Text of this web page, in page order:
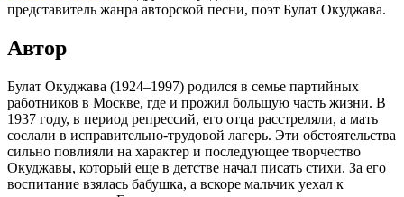
представитель жанра авторской песни, поэт Булат Окуджава.
Автор
Булат Окуджава (1924–1997) родился в семье партийных
работников в Москве, где и прожил большую часть жизни. В
1937 году, в период репрессий, его отца расстреляли, а мать
сослали в исправительно-трудовой лагерь. Эти обстоятельства
сильно повлияли на характер и последующее творчество
Окуджавы, который еще в детстве начал писать стихи. За его
воспитание взялась бабушка, а вскоре мальчик уехал к